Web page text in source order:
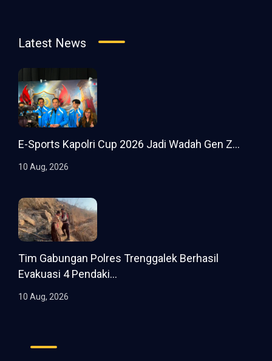
Latest News
E-Sports Kapolri Cup 2026 Jadi Wadah Gen Z...
10 Aug, 2026
Tim Gabungan Polres Trenggalek Berhasil
Evakuasi 4 Pendaki...
10 Aug, 2026